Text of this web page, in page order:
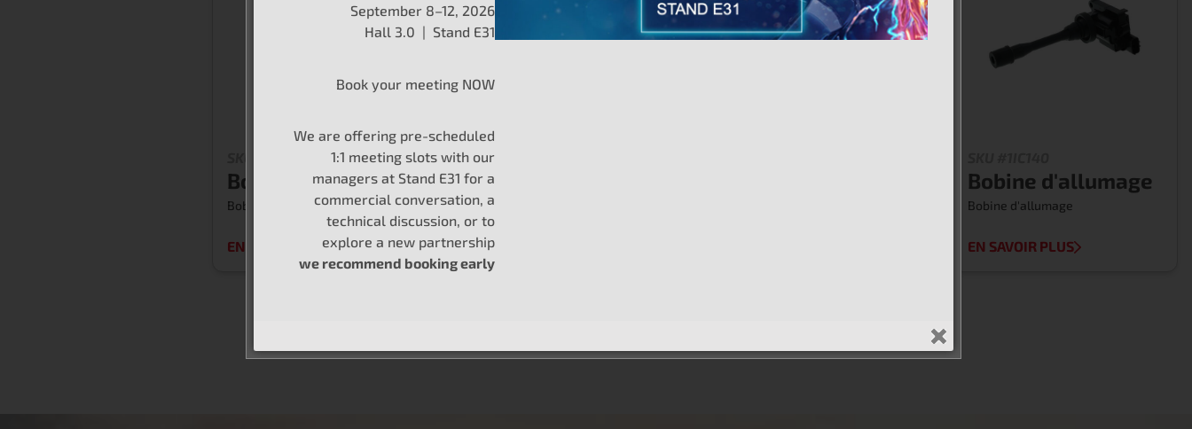
Bobine d'allumage
Bobine d'allumage
EN SAVOIR PLUS
SKU #1IC135
Bobine d'allumage
Bobine d'allumage
EN SAVOIR PLUS
Bobine d'allumage
Bobine d'allumage
EN SAVOIR PLUS
September 8–12, 2026
Hall 3.0 | Stand E31
Book your meeting NOW
We are offering pre-scheduled
1:1 meeting slots with our
managers at Stand E31 for a
commercial conversation, a
technical discussion, or to
explore a new partnership
we recommend booking early